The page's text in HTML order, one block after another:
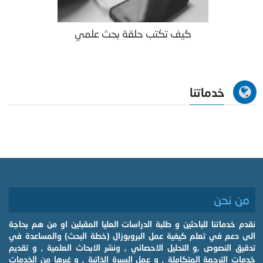
كيف تكتب حلقة بحث علمي
خدماتنا
من نحن
نقدم خدماتنا للباحثين و طلبة الدراسات العليا المقبلين او من هم بحاجة
الى دعم في تعلم كيفية عمل البروبوزال (خطة البحث) والمساعدة في
تدقيق النصوص ,و التحليل الاحصائي , ونشر الابحاث العلمية , و تقديم
خدمات الترجمة المتكاملة , و عمل السيرة الذاتية , و غيرها من الخدمات